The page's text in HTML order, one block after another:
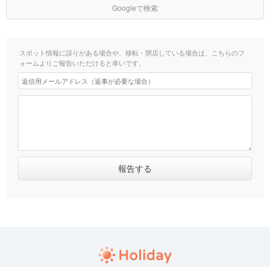
Googleで検索
スポット情報に誤りがある場合や、移転・閉店している場合は、こちらのフ
ォームよりご報告いただけると幸いです。